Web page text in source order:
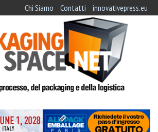
Chi Siamo Contatti innovativepress.eu